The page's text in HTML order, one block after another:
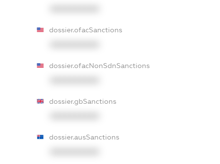
dossier.ofacSanctions
dossier.ofacNonSdnSanctions
dossier.gbSanctions
dossier.ausSanctions